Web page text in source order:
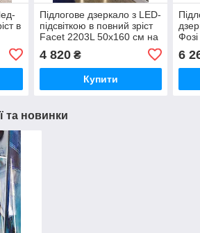
в
Підлогове дзеркало з LED-
підсвіткою в повний зріст
Facet 2203L 50х160 см на
передпокій, спальню,
білий
4 820₴
Купити
6
та новинки